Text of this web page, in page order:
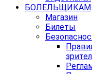
БОЛЕЛЬЩИКАМ
Магазин
Билеты